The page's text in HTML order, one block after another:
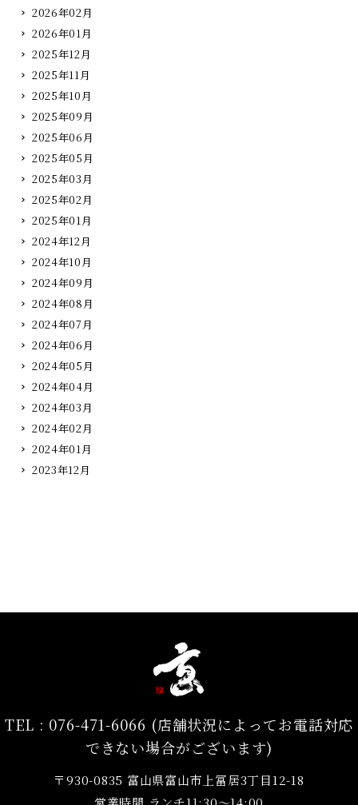
2026年02月
2026年01月
2025年12月
2025年11月
2025年10月
2025年09月
2025年06月
2025年05月
2025年03月
2025年02月
2025年01月
2024年12月
2024年10月
2024年09月
2024年08月
2024年07月
2024年06月
2024年05月
2024年04月
2024年03月
2024年02月
2024年01月
2023年12月
TEL : 076-471-6066 (店舗状況によってお電話対応
できない場合がございます)
〒930-0835 富山県富山市上冨居3丁目12-18